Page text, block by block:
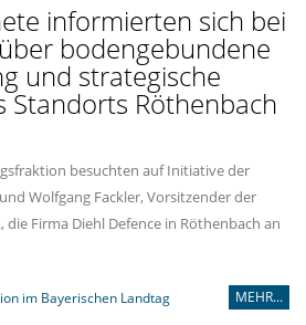
informierten sich bei
bodengebundene
und strategische
Standorts Röthenbach
besuchten auf Initiative der
Wolfgang Fackler, Vorsitzender der
Firma Diehl Defence in Röthenbach an
im Bayerischen Landtag MEHR...